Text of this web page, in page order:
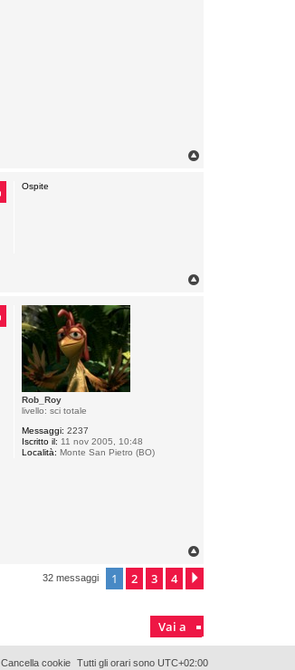
Ospite
Rob_Roy
livello: sci totale
Messaggi: 2237
Iscritto il: 11 nov 2005, 10:48
Località: Monte San Pietro (BO)
32 messaggi 1 2 3 4
Vai a
Tutti gli orari sono UTC+02:00
Cancella cookie